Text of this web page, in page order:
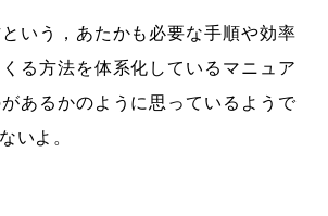
いう，あたかも必要な手順や効率
る方法を体系化しているマニュア
あるかのように思っているようで
いよ。